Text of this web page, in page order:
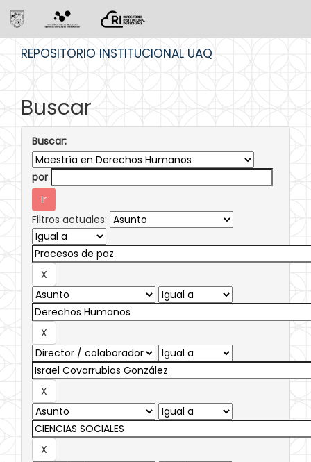
REPOSITORIO INSTITUCIONAL UAQ
Buscar
Buscar:
por
Filtros actuales: